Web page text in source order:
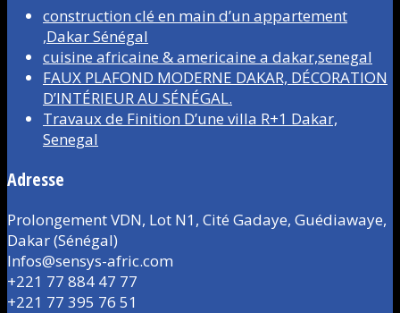
construction clé en main d’un appartement
,Dakar Sénégal
cuisine africaine & americaine a dakar,senegal
FAUX PLAFOND MODERNE DAKAR, DÉCORATION
D’INTÉRIEUR AU SÉNÉGAL.
Travaux de Finition D’une villa R+1 Dakar,
Senegal
Adresse
Prolongement VDN, Lot N1, Cité Gadaye, Guédiawaye,
Dakar (Sénégal)
Infos@sensys-afric.com
+221 77 884 47 77
+221 77 395 76 51